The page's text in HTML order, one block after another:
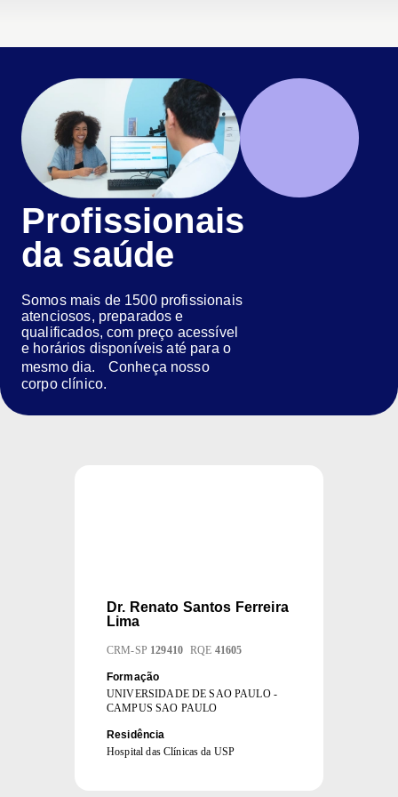
Profissionais
da saúde
Somos mais de 1500 profissionais
atenciosos, preparados e
qualificados, com preço acessível
e horários disponíveis até para o
mesmo dia. Conheça nosso
corpo clínico.
Dr. Renato Santos Ferreira
Lima
CRM-SP 129410 RQE 41605
Formação
UNIVERSIDADE DE SAO PAULO -
CAMPUS SAO PAULO
Residência
Hospital das Clínicas da USP